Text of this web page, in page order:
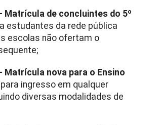
Matrícula de concluintes do 5º
estudantes da rede pública
escolas não ofertam o
Matrícula nova para o Ensino
para ingresso em qualquer
diversas modalidades de